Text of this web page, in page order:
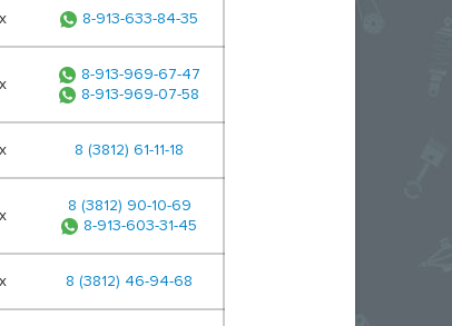
8-913-633-84-35
8-913-969-67-47
8-913-969-07-58
8 (3812) 61-11-18
8 (3812) 90-10-69
8-913-603-31-45
8 (3812) 46-94-68